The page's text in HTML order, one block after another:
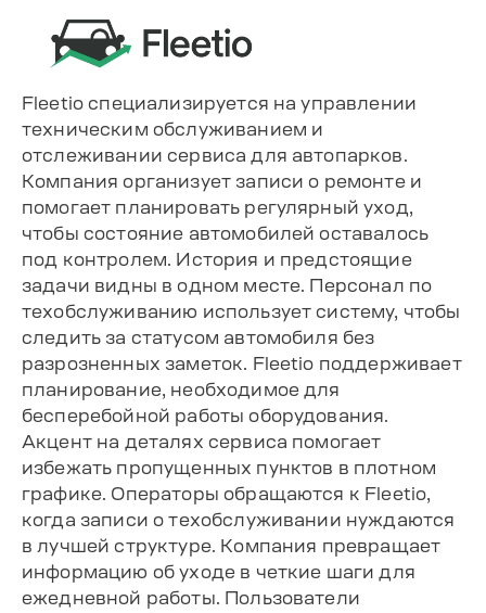
Fleetio специализируется на управлении
техническим обслуживанием и
отслеживании сервиса для автопарков.
Компания организует записи о ремонте и
помогает планировать регулярный уход,
чтобы состояние автомобилей оставалось
под контролем. История и предстоящие
задачи видны в одном месте. Персонал по
техобслуживанию использует систему, чтобы
следить за статусом автомобиля без
разрозненных заметок. Fleetio поддерживает
планирование, необходимое для
бесперебойной работы оборудования.
Акцент на деталях сервиса помогает
избежать пропущенных пунктов в плотном
графике. Операторы обращаются к Fleetio,
когда записи о техобслуживании нуждаются
в лучшей структуре. Компания превращает
информацию об уходе в четкие шаги для
ежедневной работы. Пользователи